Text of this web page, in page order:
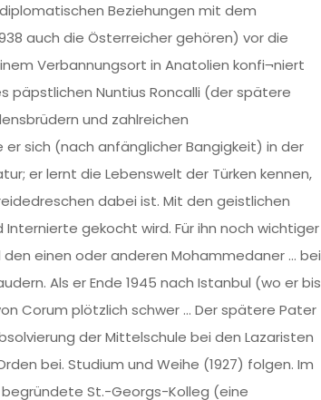
Beziehungen mit dem
auch die Österreicher gehören) vor die
Verbannungsort in Anatolien konfi¬niert
päpstlichen Nuntius Roncalli (der spätere
und zahlreichen
er sich (nach anfänglicher Bangigkeit) in der
er lernt die Lebenswelt der Türken kennen,
dabei ist. Mit den geistlichen
gekocht wird. Für ihn noch wichtiger
einen oder anderen Mohammedaner … bei
Als er Ende 1945 nach Istanbul (wo er bis
Corum plötzlich schwer … Der spätere Pater
der Mittelschule bei den Lazaristen
bei. Studium und Weihe (1927) folgen. Im
begründete St.-Georgs-Kolleg (eine